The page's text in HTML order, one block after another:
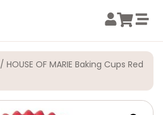
/ HOUSE OF MARIE Baking Cups Red